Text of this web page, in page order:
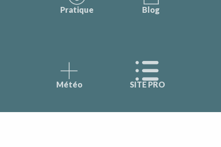
Pratique Blog
Météo SITE PRO